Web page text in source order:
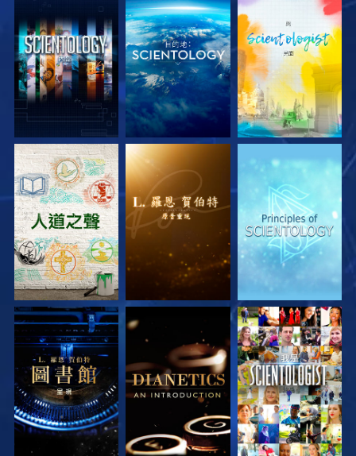
探索系列節目 探索系列節目 探索系列節目
探索系列節目 探索系列節目 觀看